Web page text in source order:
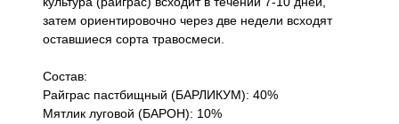
затем ориентировочно через две недели всходят
оставшиеся сорта травосмеси.
Состав:
Райграс пастбищный (БАРЛИКУМ): 40%
Мятлик луговой (БАРОН): 10%